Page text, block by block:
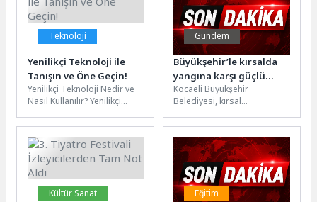
Teknoloji
Yenilikçi Teknoloji ile
Tanışın ve Öne Geçin!
Yenilikçi Teknoloji Nedir ve
Nasıl Kullanılır? Yenilikçi
yöntemlerin ötesine geçerek
farklı ve ileri...
Gündem
Büyükşehir’le kırsalda
yangına karşı güçlü
hazırlık
Kocaeli Büyükşehir
Belediyesi, kırsal
karşı hem bilinci artırıyor
hem de müdahale gücünü
sahada...
Kültür Sanat Eğitim